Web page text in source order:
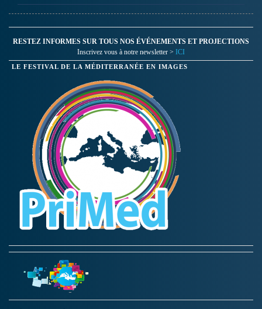
RESTEZ INFORMES SUR TOUS NOS ÉVÉNEMENTS ET PROJECTIONS
Inscrivez vous à notre newsletter > ICI
LE FESTIVAL DE LA MÉDITERRANÉE EN IMAGES